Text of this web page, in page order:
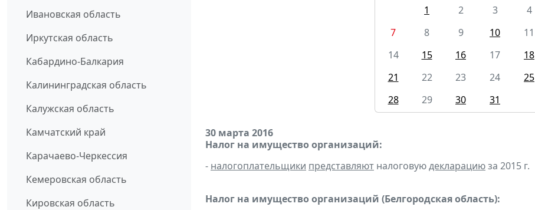
Ивановская область
Иркутская область
Кабардино-Балкария
Калининградская область
Калужская область
Камчатский край
Карачаево-Черкессия
Кемеровская область
Кировская область
1
2 3 4
7
8 9 10 11
14
15 16 17 18
21
22 23 24 25
28
29 30 31
30 марта 2016
Налог на имущество организаций:
- налогоплательщики представляют налоговуюдекларациюза 2015 г.
Налог на имущество организаций (Белгородская область):